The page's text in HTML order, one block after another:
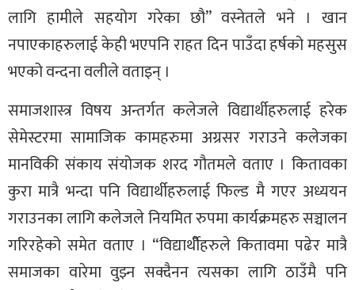
लागि हामीले सहयोग गरेका छौ” वस्नेतले भने । खान
नपाएकाहरुलाई केही भएपनि राहत दिन पाउँदा हर्षको महसुस
भएको वन्दना वलीले वताइन् ।
समाजशास्त्र विषय अन्तर्गत कलेजले विद्यार्थीहरुलाई हरेक
सेमेस्टरमा सामाजिक कामहरुमा अग्रसर गराउने कलेजका
मानविकी संकाय संयोजक शरद गौतमले वताए । कितावका
कुरा मात्रै भन्दा पनि विद्यार्थीहरुलाई फिल्ड मै गएर अध्ययन
गराउनका लागि कलेजले नियमित रुपमा कार्यक्रमहरु सञ्चालन
गरिरहेको समेत वताए । “विद्यार्थीैहरुले कितावमा पढेर मात्रै
समाजका वारेमा वुझ्न सक्दैनन त्यसका लागि ठाउँमै पनि